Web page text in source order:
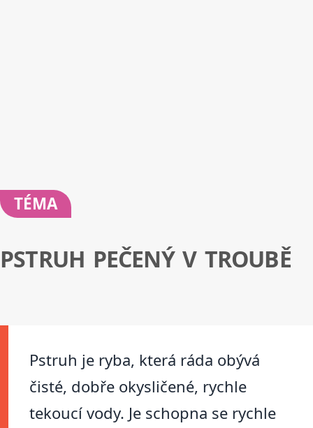
TÉMA
PSTRUH PEČENÝ V TROUBĚ
Pstruh je ryba, která ráda obývá
čisté, dobře okysličené, rychle
tekoucí vody. Je schopna se rychle